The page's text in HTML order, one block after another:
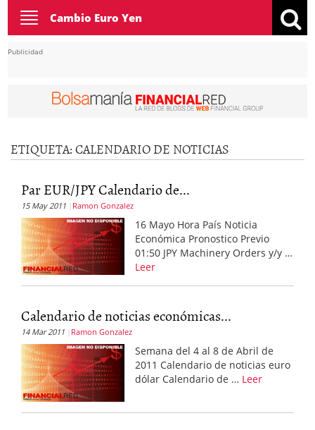
Toggle
navigation
Cambio Euro Yen
Publicidad
ETIQUETA:CALENDARIO DE NOTICIAS
Par EUR/JPY Calendario de...
15 May 2011 Ramon Gonzalez
16 Mayo Hora País Noticia
Económica Pronostico Previo
01:50 JPY Machinery Orders y/y …
Leer
Calendario de noticias económicas...
14 Mar 2011 Ramon Gonzalez
Semana del 4 al 8 de Abril de
2011 Calendario de noticias euro
dólar Calendario de … Leer